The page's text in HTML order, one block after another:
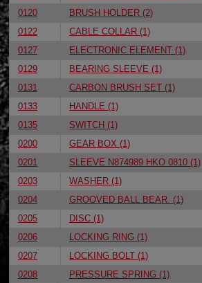
0120
BRUSH HOLDER (2)
0122
CABLE COLLAR (1)
0127
ELECTRONIC ELEMENT (1)
0129
BEARING SLEEVE (1)
0131
CARBON BRUSH SET (1)
0133
HANDLE (1)
0135
SWITCH (1)
0200
GEAR BOX (1)
0201
SLEEVE N874989 HKO 0810 (1)
0203
WASHER (1)
0204
GROOVED BALL BEAR. (1)
0205
DISC (1)
0206
LOCKING RING (1)
0207
LOCKING BOLT (1)
0208
PRESSURE SPRING (1)